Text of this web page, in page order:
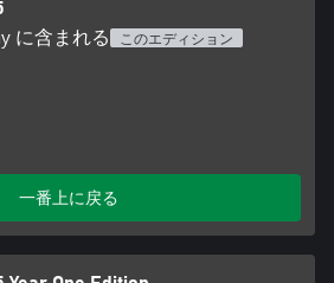
に含まれる このエディション
一番上に戻る